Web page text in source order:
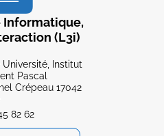
Informatique,
(L3i)
Université, Institut
Pascal
Crépeau 17042
82 62